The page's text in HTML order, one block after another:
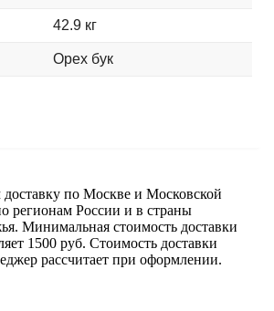
42.9 кг
Орех бук
по Москве и Московской
регионам России и в страны
Минимальная стоимость доставки
1500 руб. Стоимость доставки
рассчитает при оформлении.